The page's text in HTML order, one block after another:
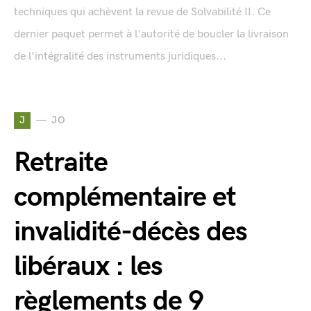
techniques qui achèvent la revue de Solvabilité II. Ce
dernier paquet permet à l'autorité de boucler la livraison
de l'intégralité des instruments juridiques...
J JO
Retraite
complémentaire et
invalidité-décès des
libéraux : les
règlements de 9